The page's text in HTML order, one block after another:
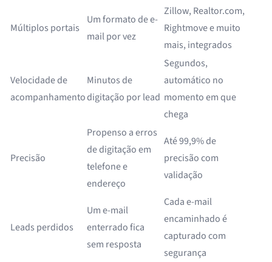
Múltiplos portais
Um formato de e-
mail por vez
Zillow, Realtor.com,
Rightmove e muito
mais, integrados
Velocidade de
acompanhamento
Minutos de
digitação por lead
Segundos,
automático no
momento em que
chega
Precisão
Propenso a erros
de digitação em
telefone e
endereço
Até 99,9% de
precisão com
validação
Leads perdidos
Um e-mail
enterrado fica
sem resposta
Cada e-mail
encaminhado é
capturado com
segurança